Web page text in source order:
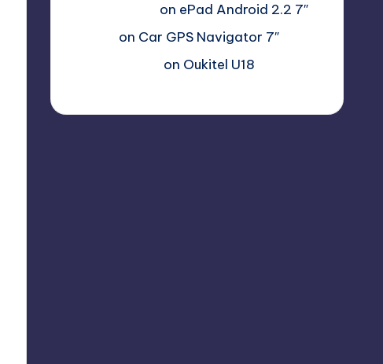
on ePad Android 2.2 7″
on Car GPS Navigator 7″
on Oukitel U18